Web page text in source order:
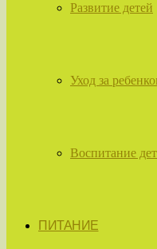
Развитие детей
Уход за
Воспитание
ПИТАНИЕ